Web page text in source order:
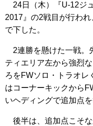
24日（木）『U-12ジ
2017』の2戦目が行わ
で下した。
2連勝を懸けた一戦。
ティエリア左から強烈
ろをFWソロ・トラオレ
はコーナーキックから
いヘディングで追加点
後半は、追加点こそ